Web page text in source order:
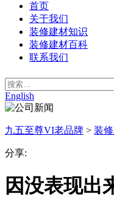
首页
关于我们
装修建材知识
装修建材百科
联系我们
English
九五至尊VI老品牌 > 装
分享:
因没表现出